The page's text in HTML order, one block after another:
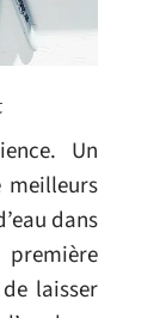
Un
dans
laisser